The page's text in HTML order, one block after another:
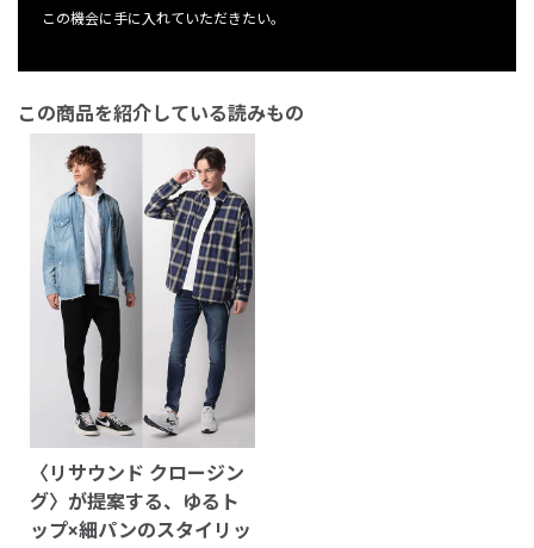
この機会に手に入れていただきたい。
この商品を紹介している読みもの
〈リサウンド クロージン
グ〉が提案する、ゆるト
ップ×細パンのスタイリッ